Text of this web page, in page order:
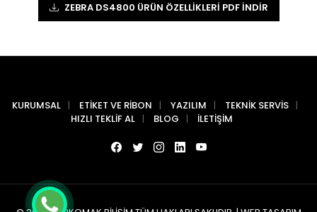
ZEBRA DS4800 ÜRÜN ÖZELLIKLERI PDF İNDIR
KURUMSAL ETIKET VE RIBON YAZILIM
TEKNIK SERVIS
HIZLI TEKLIF AL
BLOG İLETIŞIM